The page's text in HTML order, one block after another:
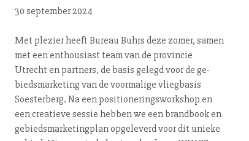
30 september 2024
Met plezier heeft Bureau Buhrs deze zomer, samen
met een enthousiast team van de provincie
Utrecht en partners, de basis gelegd voor de ge­
bieds­mar­ke­ting van de voormalige vliegbasis
Soesterberg. Na een po­si­ti­o­ne­rings­work­shop en
een creatieve sessie hebben we een brandbook en
ge­bieds­mar­ke­ting­plan opgeleverd voor dit unieke